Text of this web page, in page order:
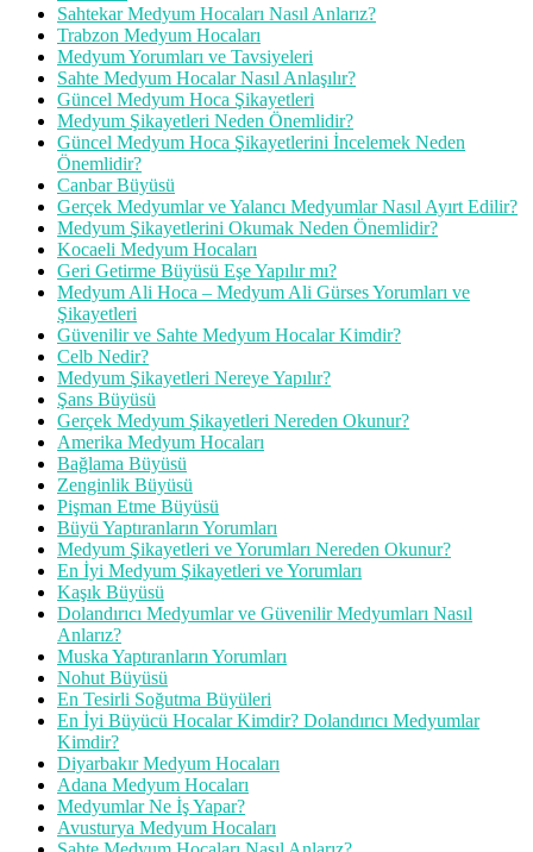
Sahtekar Medyum Hocaları Nasıl Anlarız?
Trabzon Medyum Hocaları
Medyum Yorumları ve Tavsiyeleri
Sahte Medyum Hocalar Nasıl Anlaşılır?
Güncel Medyum Hoca Şikayetleri
Medyum Şikayetleri Neden Önemlidir?
Güncel Medyum Hoca Şikayetlerini İncelemek Neden
Önemlidir?
Canbar Büyüsü
Gerçek Medyumlar ve Yalancı Medyumlar Nasıl Ayırt Edilir?
Medyum Şikayetlerini Okumak Neden Önemlidir?
Kocaeli Medyum Hocaları
Geri Getirme Büyüsü Eşe Yapılır mı?
Medyum Ali Hoca – Medyum Ali Gürses Yorumları ve
Şikayetleri
Güvenilir ve Sahte Medyum Hocalar Kimdir?
Celb Nedir?
Medyum Şikayetleri Nereye Yapılır?
Şans Büyüsü
Gerçek Medyum Şikayetleri Nereden Okunur?
Amerika Medyum Hocaları
Bağlama Büyüsü
Zenginlik Büyüsü
Pişman Etme Büyüsü
Büyü Yaptıranların Yorumları
Medyum Şikayetleri ve Yorumları Nereden Okunur?
En İyi Medyum Şikayetleri ve Yorumları
Kaşık Büyüsü
Dolandırıcı Medyumlar ve Güvenilir Medyumları Nasıl
Anlarız?
Muska Yaptıranların Yorumları
Nohut Büyüsü
En Tesirli Soğutma Büyüleri
En İyi Büyücü Hocalar Kimdir? Dolandırıcı Medyumlar
Kimdir?
Diyarbakır Medyum Hocaları
Adana Medyum Hocaları
Medyumlar Ne İş Yapar?
Avusturya Medyum Hocaları